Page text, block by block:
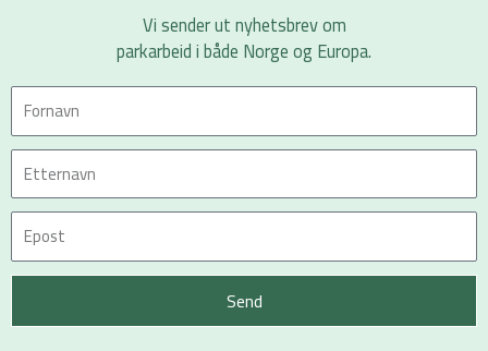
Vi sender ut nyhetsbrev om
parkarbeid i både Norge og Europa.
Send